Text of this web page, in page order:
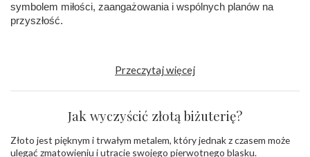
symbolem miłości, zaangażowania i wspólnych planów na
przyszłość.
Przeczytaj więcej
Jak wyczyścić złotą biżuterię?
Złoto jest pięknym i trwałym metalem, który jednak z czasem może
ulegać zmatowieniu i utracie swojego pierwotnego blasku.